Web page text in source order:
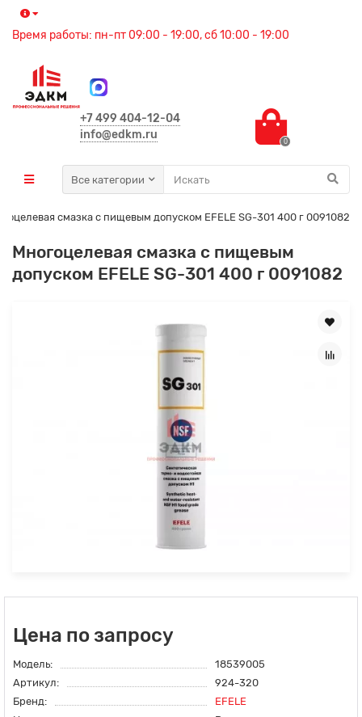
Время работы: пн-пт 09:00 - 19:00, сб 10:00 - 19:00
+7 499 404-12-04
info@edkm.ru
0
Все категории
смазка с пищевым допуском EFELE SG-301 400 г 0091082
Многоцелевая смазка с пищевым
допуском EFELE SG-301 400 г 0091082
Цена по запросу
Модель:
18539005
Артикул:
924-320
Бренд:
EFELE